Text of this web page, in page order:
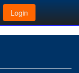
Login